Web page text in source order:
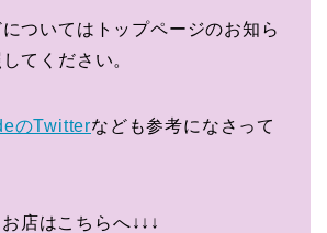
ついてはトップページのお知ら
てください。
のTwitterなども参考になさって
お店はこちらへ↓↓↓